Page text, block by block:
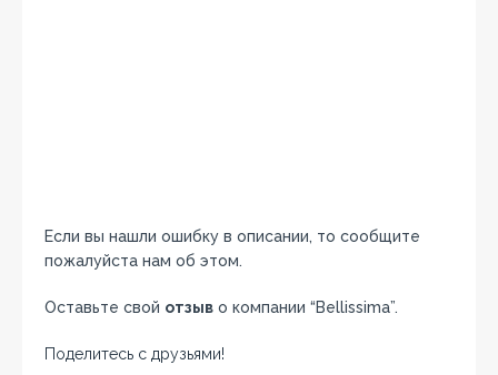
Если вы нашли ошибку в описании, то сообщите
пожалуйста нам об этом.
Оставьте свой отзыв о компании “Bellissima”.
Поделитесь с друзьями!